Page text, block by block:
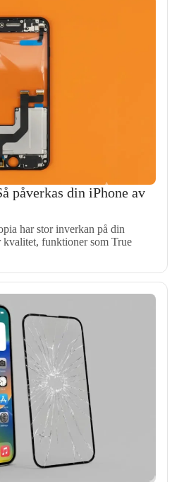
påverkas din iPhone av
har stor inverkan på din
kvalitet, funktioner som True